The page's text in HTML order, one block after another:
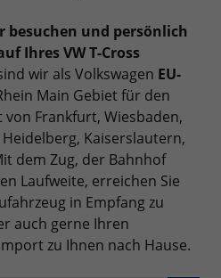
besuchen und persönlich
Ihres VW T-Cross
wir als Volkswagen EU-
Main Gebiet für den
von Frankfurt, Wiesbaden,
Kaiserslautern,
dem Zug, der Bahnhof
Laufweite, erreichen Sie
in Empfang zu
auch gerne Ihren
zu Ihnen nach Hause.